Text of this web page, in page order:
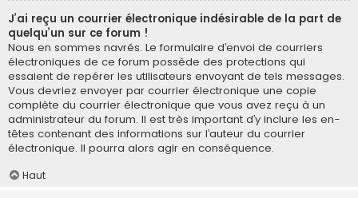
J’ai reçu un courrier électronique indésirable de la part de
quelqu’un sur ce forum !
Nous en sommes navrés. Le formulaire d’envoi de courriers
électroniques de ce forum possède des protections qui
essaient de repérer les utilisateurs envoyant de tels messages.
Vous devriez envoyer par courrier électronique une copie
complète du courrier électronique que vous avez reçu à un
administrateur du forum. Il est très important d’y inclure les en-
têtes contenant des informations sur l’auteur du courrier
électronique. Il pourra alors agir en conséquence.
Haut